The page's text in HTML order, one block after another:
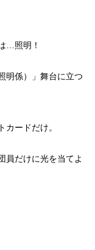
…照明！
明係）」舞台に立つ
ードだけ。
員だけに光を当てよ